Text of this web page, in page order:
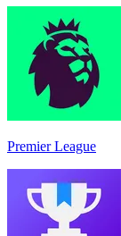
Premier League